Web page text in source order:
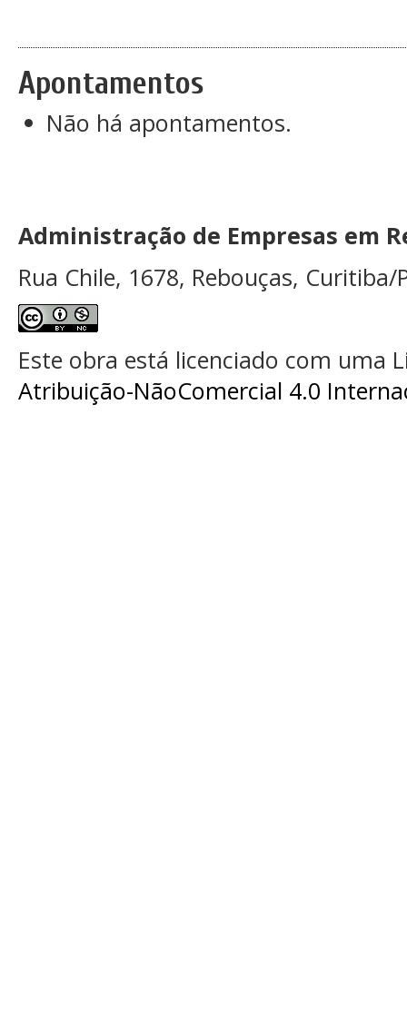
Apontamentos
Não há apontamentos.
Administração de Empresas em
Rua Chile, 1678, Rebouças, Curitiba/
Este obra está licenciado com uma
Atribuição-NãoComercial 4.0